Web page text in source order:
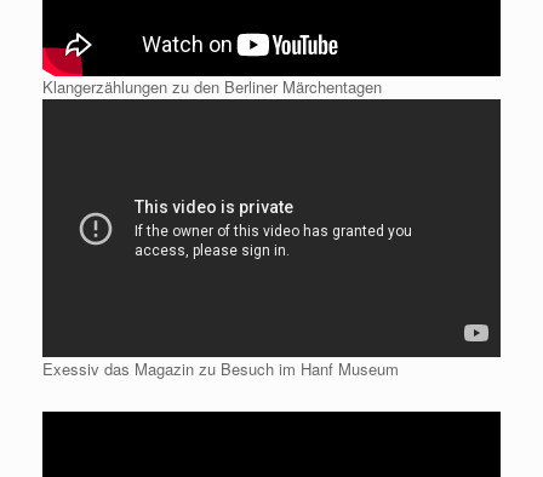
Klangerzählungen zu den Berliner Märchentagen
Exessiv das Magazin zu Besuch im Hanf Museum